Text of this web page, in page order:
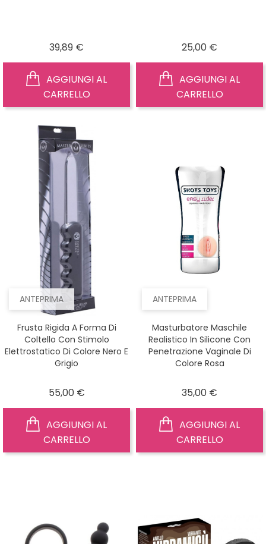
39,89 €
CARRELLO
25,00 €
CARRELLO
ANTEPRIMA
Frusta Rigida A Forma Di
Coltello Con Stimolo
Elettrostatico Di Colore Nero E
Grigio
55,00 €Prezzo
CARRELLO
ANTEPRIMA
Masturbatore Maschile
Realistico In Silicone Con
Penetrazione Vaginale Di
Colore Rosa
35,00 €
CARRELLO